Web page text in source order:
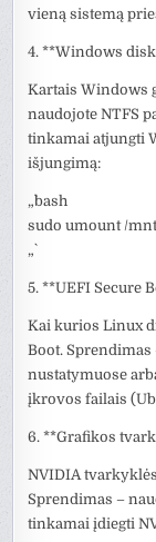
vieną sistemą
4. **Windows
Kartais Windows
naudojote NTFS
tinkamai atjungti
išjungimą:
„`bash
sudo umount /
„`
5. **UEFI Secure
Kai kurios Linux
Boot.
nustatymuose
įkrovos failais
6. **Grafikos
NVIDIA
Sprendimas –
tinkamai įdiegti